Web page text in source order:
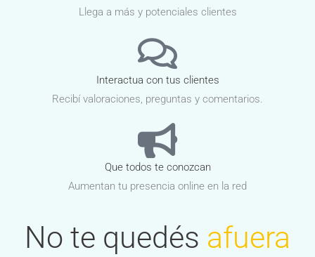
Llega a más y potenciales clientes
Interactua con tus clientes
Recibí valoraciones, preguntas y comentarios.
Que todos te conozcan
Aumentan tu presencia online en la red
No te quedés afuera